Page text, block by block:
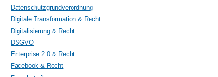
Datenschutzgrundverordnung
Digitale Transformation & Recht
Digitalisierung & Recht
DSGVO
Enterprise 2.0 & Recht
Facebook & Recht